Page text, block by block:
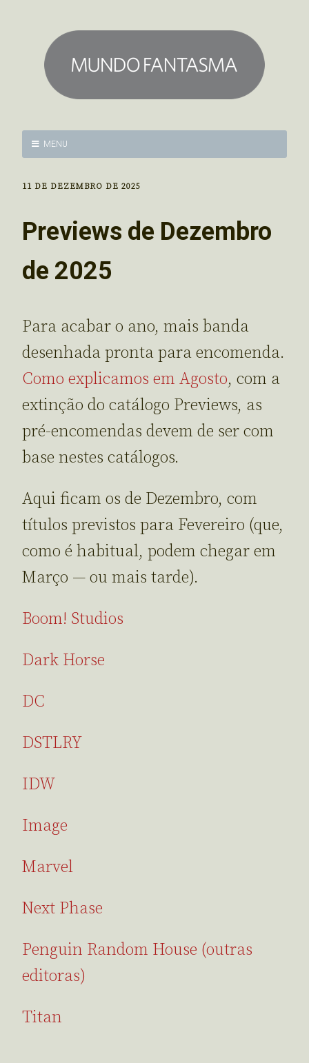
MENU
11 DE DEZEMBRO DE 2025
Previews de Dezembro
de 2025
Para acabar o ano, mais banda
desenhada pronta para encomenda.
Como explicamos em Agosto, com a
extinção do catálogo Previews, as
pré-encomendas devem de ser com
base nestes catálogos.
Aqui ficam os de Dezembro, com
títulos previstos para Fevereiro (que,
como é habitual, podem chegar em
Março — ou mais tarde).
Boom! Studios
Dark Horse
DC
DSTLRY
IDW
Image
Marvel
Next Phase
Penguin Random House (outras
editoras)
Titan